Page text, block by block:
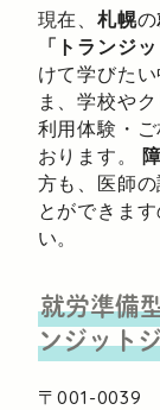
現在、 札幌の
「トランジ
けて学びた
ま、学校や
利用体験・
おります。
方も、医師
とができま
い。
就労準備
ンジット
〒001-0039